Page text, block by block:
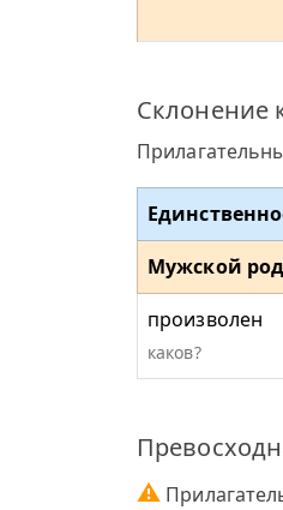
Склонение
Мужской род
произволен
каков?
⚠